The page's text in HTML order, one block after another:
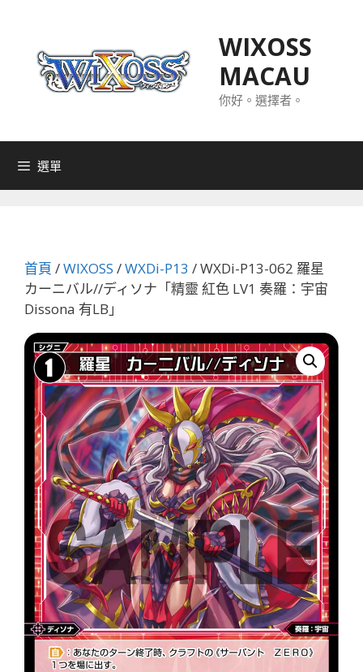
WIXOSS
MACAU
你好。選擇者。
選單
首頁 /WIXOSS /WXDi-P13 / WXDi-P13-062 羅星
カーニバル//ディソナ「精靈 紅色 LV1 奏羅：宇宙
Dissona 有LB」